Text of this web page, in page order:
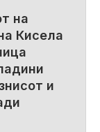
на
Кисела
и